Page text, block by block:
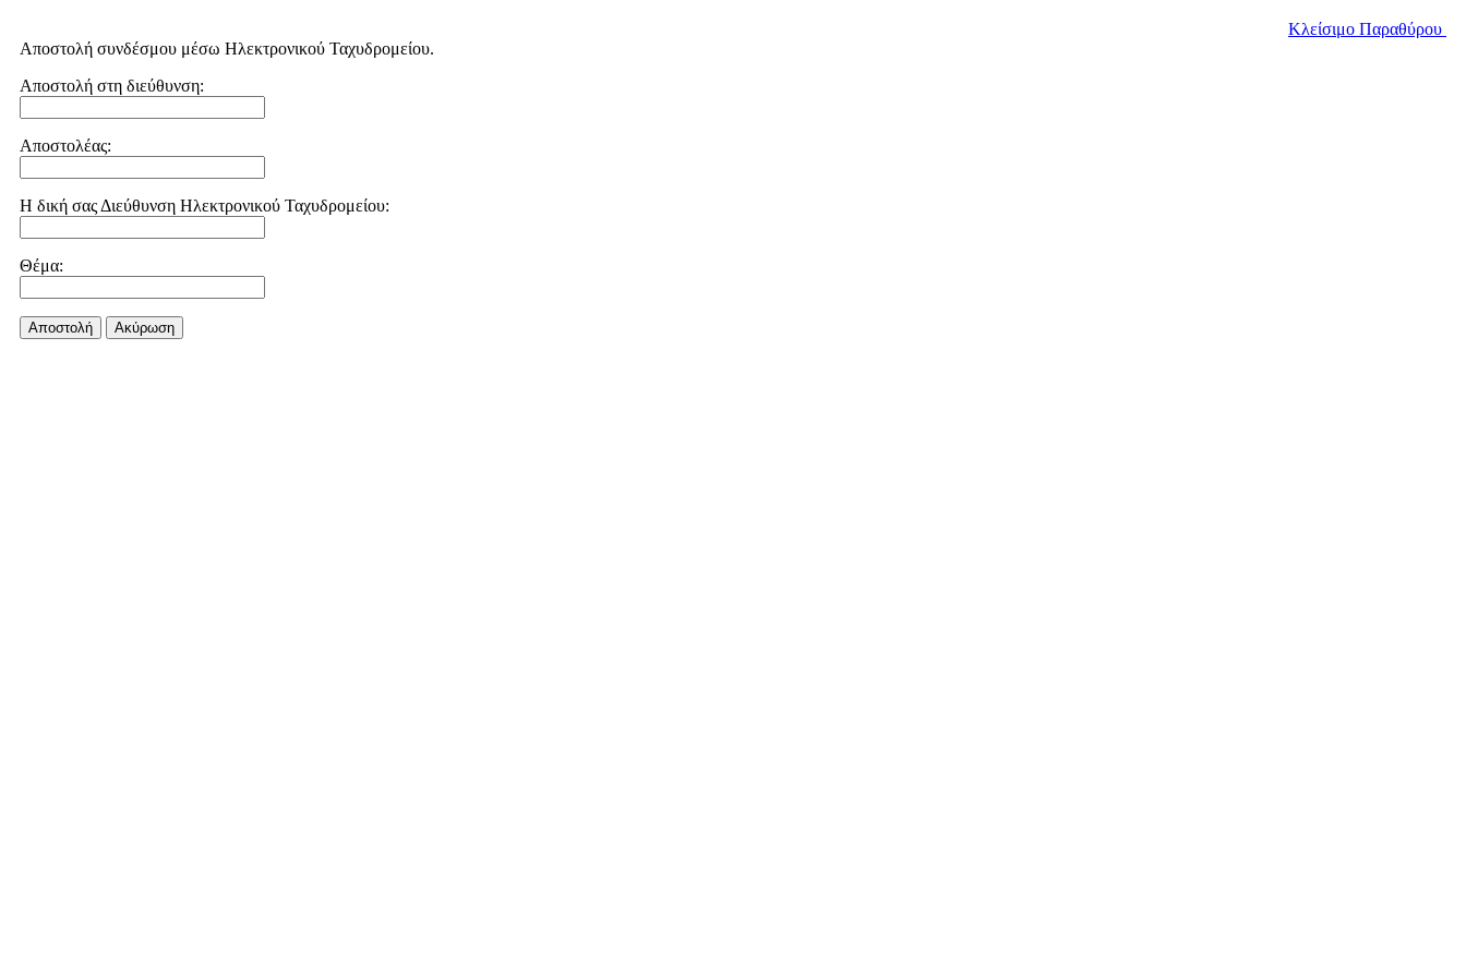
Κλείσιμο Παραθύρου
Αποστολή συνδέσμου μέσω Ηλεκτρονικού Ταχυδρομείου.
Αποστολή στη διεύθυνση:
Αποστολέας:
Η δική σας Διεύθυνση Ηλεκτρονικού Ταχυδρομείου:
Θέμα:
Αποστολή Aκύρωση